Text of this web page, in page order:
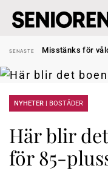
SENASTE
Misstänks för
SENASTE
Kravet: Nu
Dom öppnar för
SENASTE
Hyror rusar ifrån
SENASTE
Liten höjning av
NYHETER | BOSTÄDER
Här blir
för 85-